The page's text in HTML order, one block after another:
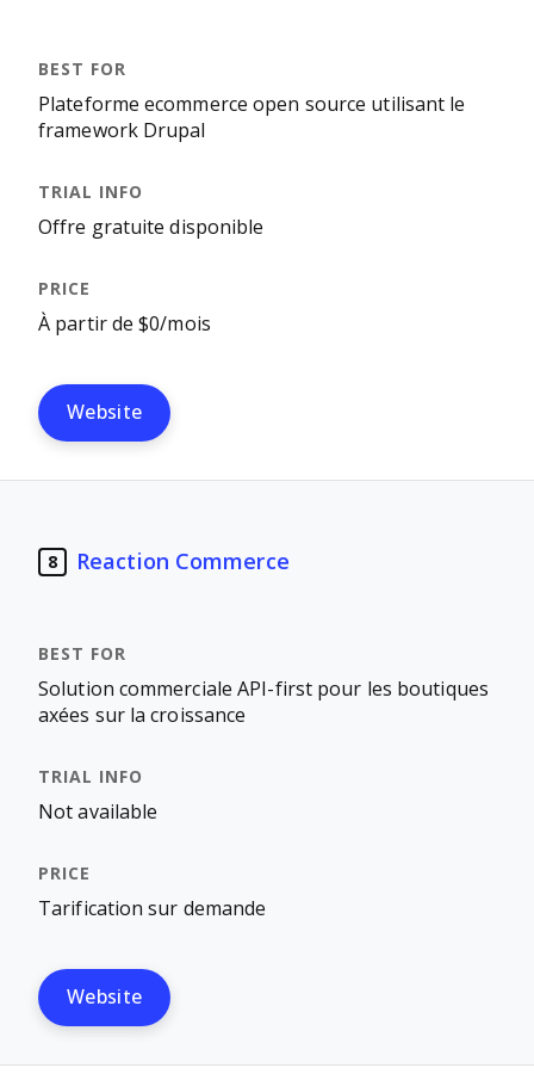
Plateforme ecommerce open source utilisant le
framework Drupal
Offre gratuite disponible
À partir de $0/mois
Website
8 Reaction Commerce
Solution commerciale API-first pour les boutiques
axées sur la croissance
Not available
Tarification sur demande
Website